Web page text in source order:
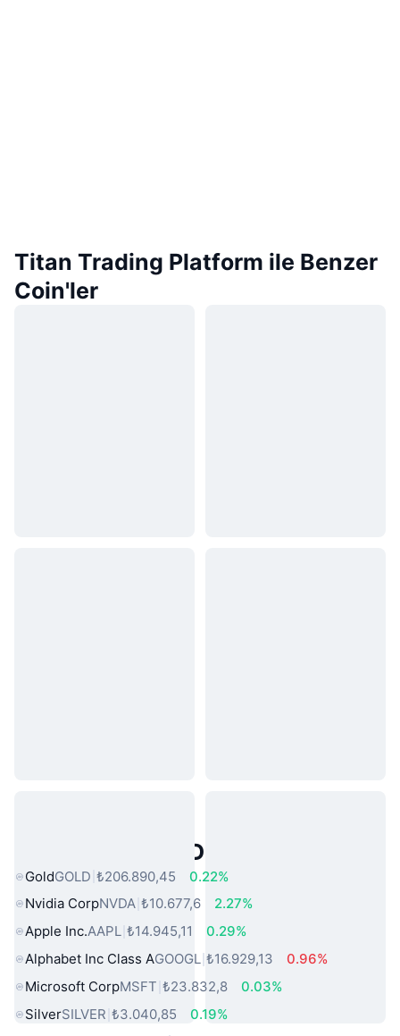
Titan Trading Platform ile Benzer
Coin'ler
Popüler Gerçek Dünya Varlıkları
GoldGOLD ₺206.890,45
0.22%
Nvidia CorpNVDA ₺10.677,6
2.27%
Apple Inc.AAPL ₺14.945,11
0.29%
Alphabet Inc Class AGOOGL ₺16.929,13
0.96%
Microsoft CorpMSFT ₺23.832,8
0.03%
SilverSILVER ₺3.040,85
0.19%